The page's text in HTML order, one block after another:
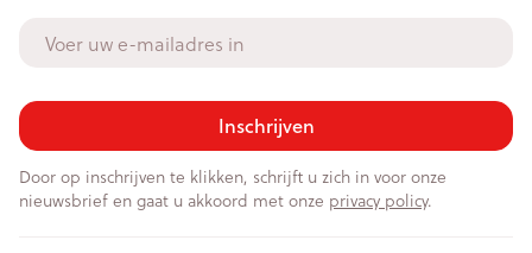
Inschrijven
Door op inschrijven te klikken, schrijft u zich in voor onze
nieuwsbrief en gaat u akkoord met onze privacy policy.